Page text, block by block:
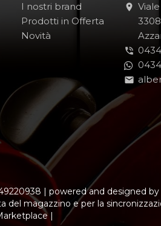
I nostri brand
Prodotti in Offerta
Novità
-
-
| powered and designed by
del magazzino e per la
|